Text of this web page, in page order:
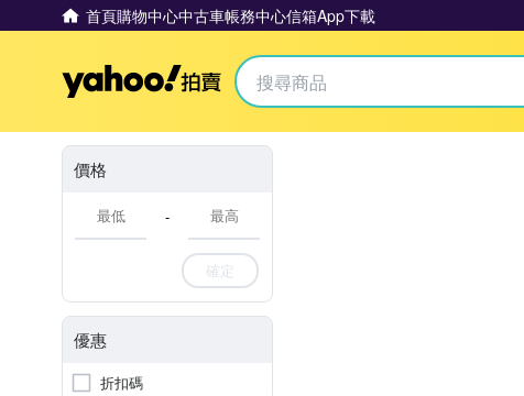
首頁購物中心中古車帳務中心信箱App下載
Yahoo拍賣
價格
-
確定
優惠
折扣碼